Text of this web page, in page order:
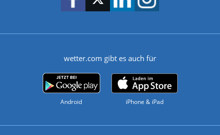
wetter.com gibt es auch für
Android iPhone & iPad